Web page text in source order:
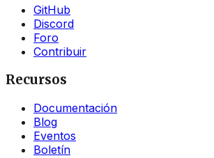
GitHub
Discord
Foro
Contribuir
Recursos
Documentación
Blog
Eventos
Boletín